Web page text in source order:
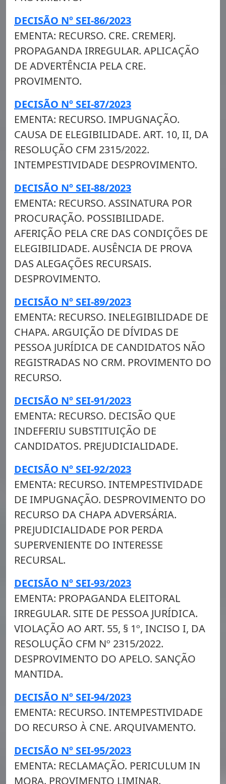
DECISÃO Nº SEI-86/2023
EMENTA: RECURSO. CRE. CREMERJ.
PROPAGANDA IRREGULAR. APLICAÇÃO
DE ADVERTÊNCIA PELA CRE.
PROVIMENTO.
DECISÃO Nº SEI-87/2023
EMENTA: RECURSO. IMPUGNAÇÃO.
CAUSA DE ELEGIBILIDADE. ART. 10, II, DA
RESOLUÇÃO CFM 2315/2022.
INTEMPESTIVIDADE DESPROVIMENTO.
DECISÃO Nº SEI-88/2023
EMENTA: RECURSO. ASSINATURA POR
PROCURAÇÃO. POSSIBILIDADE.
AFERIÇÃO PELA CRE DAS CONDIÇÕES DE
ELEGIBILIDADE. AUSÊNCIA DE PROVA
DAS ALEGAÇÕES RECURSAIS.
DESPROVIMENTO.
DECISÃO Nº SEI-89/2023
EMENTA: RECURSO. INELEGIBILIDADE DE
CHAPA. ARGUIÇÃO DE DÍVIDAS DE
PESSOA JURÍDICA DE CANDIDATOS NÃO
REGISTRADAS NO CRM. PROVIMENTO DO
RECURSO.
DECISÃO Nº SEI-91/2023
EMENTA: RECURSO. DECISÃO QUE
INDEFERIU SUBSTITUIÇÃO DE
CANDIDATOS. PREJUDICIALIDADE.
DECISÃO Nº SEI-92/2023
EMENTA: RECURSO. INTEMPESTIVIDADE
DE IMPUGNAÇÃO. DESPROVIMENTO DO
RECURSO DA CHAPA ADVERSÁRIA.
PREJUDICIALIDADE POR PERDA
SUPERVENIENTE DO INTERESSE
RECURSAL.
DECISÃO Nº SEI-93/2023
EMENTA: PROPAGANDA ELEITORAL
IRREGULAR. SITE DE PESSOA JURÍDICA.
VIOLAÇÃO AO ART. 55, § 1º, INCISO I, DA
RESOLUÇÃO CFM Nº 2315/2022.
DESPROVIMENTO DO APELO. SANÇÃO
MANTIDA.
DECISÃO Nº SEI-94/2023
EMENTA: RECURSO. INTEMPESTIVIDADE
DO RECURSO À CNE. ARQUIVAMENTO.
DECISÃO Nº SEI-95/2023
EMENTA: RECLAMAÇÃO. PERICULUM IN
MORA. PROVIMENTO LIMINAR.